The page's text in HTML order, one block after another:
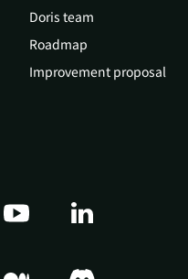
Doris team
Roadmap
Improvement proposal